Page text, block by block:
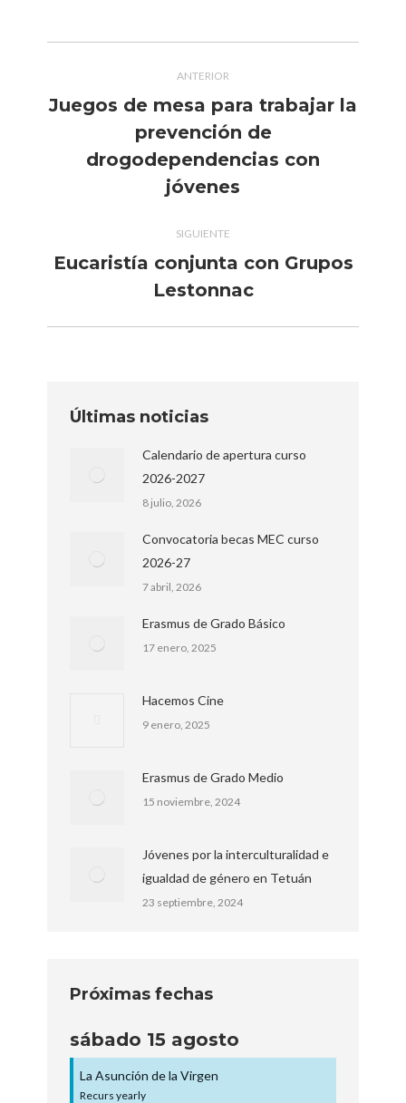
entre
publicaciones
ANTERIOR
Publicación
anterior:
Juegos de mesa para trabajar la
prevención de
drogodependencias con
jóvenes
SIGUIENTE
Publicación
siguiente:
Eucaristía conjunta con Grupos
Lestonnac
Últimas noticias
Calendario de apertura curso
2026-2027
8 julio, 2026
Convocatoria becas MEC curso
2026-27
7 abril, 2026
Erasmus de Grado Básico
17 enero, 2025
Hacemos Cine
9 enero, 2025
Erasmus de Grado Medio
15 noviembre, 2024
Jóvenes por la interculturalidad e
igualdad de género en Tetuán
23 septiembre, 2024
Próximas fechas
sábado 15 agosto
La Asunción de la Virgen
Recurs yearly